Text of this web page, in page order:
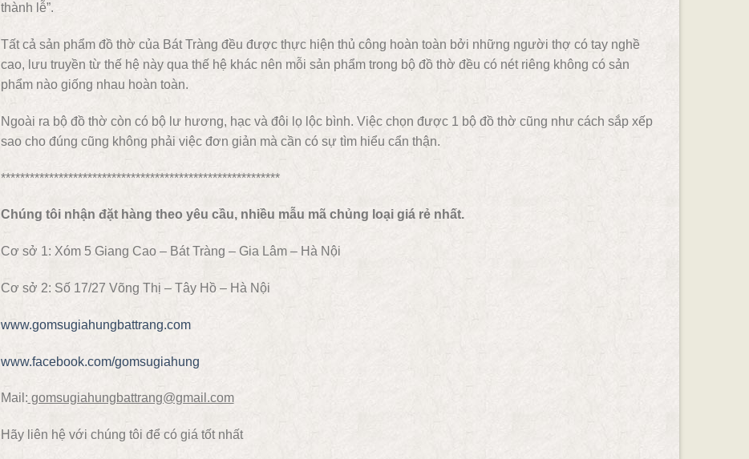
thành lễ”.
Tất cả sản phẩm đồ thờ của Bát Tràng đều được thực hiện thủ công hoàn toàn bởi những người thợ có tay nghề
cao, lưu truyền từ thế hệ này qua thế hệ khác nên mỗi sản phẩm trong bộ đồ thờ đều có nét riêng không có sản
phẩm nào giống nhau hoàn toàn.
Ngoài ra bộ đồ thờ còn có bộ lư hương, hạc và đôi lọ lộc bình. Việc chọn được 1 bộ đồ thờ cũng như cách sắp xếp
sao cho đúng cũng không phải việc đơn giản mà cần có sự tìm hiểu cẩn thận.
**********************************************************
Chúng tôi nhận đặt hàng theo yêu cầu, nhiều mẫu mã chủng loại giá rẻ nhất.
Cơ sở 1: Xóm 5 Giang Cao – Bát Tràng – Gia Lâm – Hà Nội
Cơ sở 2: Số 17/27 Võng Thị – Tây Hồ – Hà Nội
www.gomsugiahungbattrang.com
www.facebook.com/gomsugiahung
Mail: gomsugiahungbattrang@gmail.com
Hãy liên hệ với chúng tôi để có giá tốt nhất